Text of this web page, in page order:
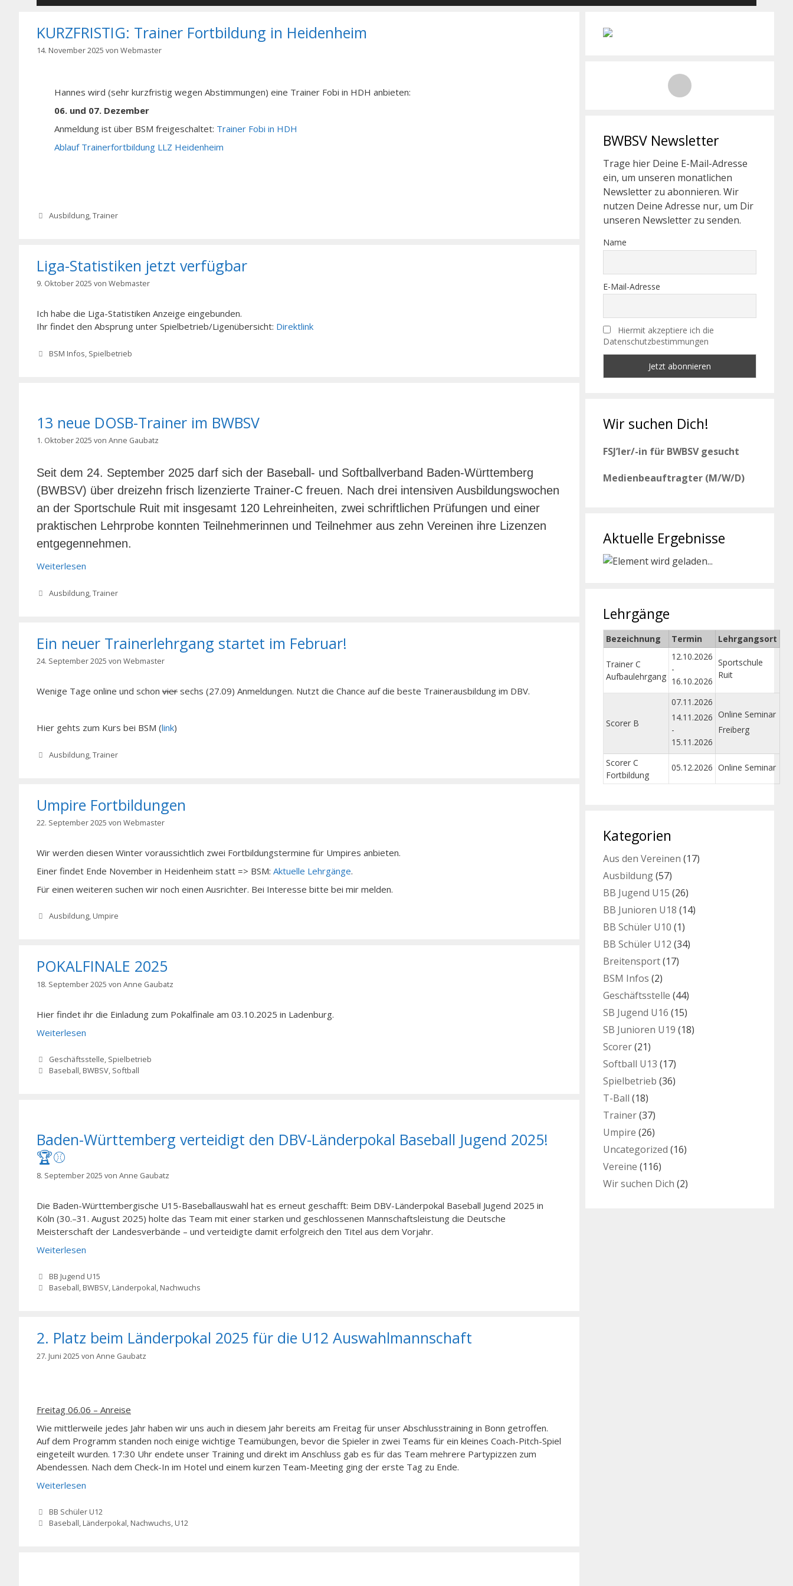
KURZFRISTIG: Trainer Fortbildung in Heidenheim
14. November 2025 von Webmaster
Hannes wird (sehr kurzfristig wegen Abstimmungen) eine Trainer Fobi in HDH anbieten:
06. und 07. Dezember
Anmeldung ist über BSM freigeschaltet: Trainer Fobi in HDH
Ablauf Trainerfortbildung LLZ Heidenheim
Kategorien
Ausbildung,Trainer
Liga-Statistiken jetzt verfügbar
9. Oktober 2025 von Webmaster
Ich habe die Liga-Statistiken Anzeige eingebunden.
Ihr findet den Absprung unter Spielbetrieb/Ligenübersicht: Direktlink
Kategorien
BSM Infos, Spielbetrieb
13 neue DOSB-Trainer im BWBSV
1. Oktober 2025 von Anne Gaubatz
Seit dem 24. September 2025 darf sich der Baseball- und Softballverband Baden-Württemberg
(BWBSV) über dreizehn frisch lizenzierte Trainer-C freuen. Nach drei intensiven Ausbildungswochen
an der Sportschule Ruit mit insgesamt 120 Lehreinheiten, zwei schriftlichen Prüfungen und einer
praktischen Lehrprobe konnten Teilnehmerinnen und Teilnehmer aus zehn Vereinen ihre Lizenzen
entgegennehmen.
Weiterlesen
Kategorien
Ausbildung,Trainer
Ein neuer Trainerlehrgang startet im Februar!
24. September 2025 von Webmaster
Wenige Tage online und schon vier sechs (27.09) Anmeldungen. Nutzt die Chance auf die beste Trainerausbildung im DBV.
Hier gehts zum Kurs bei BSM (link)
Kategorien
Ausbildung, Trainer
Umpire Fortbildungen
22. September 2025 von Webmaster
Wir werden diesen Winter voraussichtlich zwei Fortbildungstermine für Umpires anbieten.
Einer findet Ende November in Heidenheim statt => BSM: Aktuelle Lehrgänge.
Für einen weiteren suchen wir noch einen Ausrichter. Bei Interesse bitte bei mir melden.
Kategorien
Ausbildung, Umpire
POKALFINALE 2025
18. September 2025 von Anne Gaubatz
Hier findet ihr die Einladung zum Pokalfinale am 03.10.2025 in Ladenburg.
Weiterlesen
Kategorien
Geschäftsstelle, Spielbetrieb
Schlagwörter
Baseball, BWBSV, Softball
Baden-Württemberg verteidigt den DBV-Länderpokal Baseball Jugend 2025!
🏆⚾
8. September 2025 von Anne Gaubatz
Die Baden-Württembergische U15-Baseballauswahl hat es erneut geschafft: Beim DBV-Länderpokal Baseball Jugend 2025 in
Köln (30.–31. August 2025) holte das Team mit einer starken und geschlossenen Mannschaftsleistung die Deutsche
Meisterschaft der Landesverbände – und verteidigte damit erfolgreich den Titel aus dem Vorjahr.
Weiterlesen
Kategorien
BB Jugend U15
Schlagwörter
Baseball, BWBSV, Länderpokal, Nachwuchs
2. Platz beim Länderpokal 2025 für die U12 Auswahlmannschaft
27. Juni 2025 von Anne Gaubatz
Freitag 06.06 – Anreise
Wie mittlerweile jedes Jahr haben wir uns auch in diesem Jahr bereits am Freitag für unser Abschlusstraining in Bonn getroffen.
Auf dem Programm standen noch einige wichtige Teamübungen, bevor die Spieler in zwei Teams für ein kleines Coach-Pitch-Spiel
eingeteilt wurden. 17:30 Uhr endete unser Training und direkt im Anschluss gab es für das Team mehrere Partypizzen zum
Abendessen. Nach dem Check-In im Hotel und einem kurzen Team-Meeting ging der erste Tag zu Ende.
Weiterlesen
Kategorien
BB Schüler U12
Schlagwörter
Baseball, Länderpokal, Nachwuchs, U12
BWBSV Newsletter
Trage hier Deine E-Mail-Adresse
ein, um unseren monatlichen
Newsletter zu abonnieren. Wir
nutzen Deine Adresse nur, um Dir
unseren Newsletter zu senden.
Name
E-Mail-Adresse
Hiermit akzeptiere ich die
Datenschutzbestimmungen
Wir suchen Dich!
FSJ’ler/-in für BWBSV gesucht
Medienbeauftragter (M/W/D)
Aktuelle Ergebnisse
Lehrgänge
Bezeichnung Termin Lehrgangsort
Trainer C
Aufbaulehrgang
12.10.2026
-
16.10.2026
Sportschule
Ruit
Scorer B
07.11.2026
14.11.2026
-
15.11.2026
Online Seminar
Freiberg
Scorer C
Fortbildung
05.12.2026 Online Seminar
Kategorien
Aus den Vereinen (17)
Ausbildung(57)
BB Jugend U15 (26)
BB Junioren U18 (14)
BB Schüler U10 (1)
BB Schüler U12 (34)
Breitensport(17)
BSM Infos (2)
Geschäftsstelle (44)
SB Jugend U16 (15)
SB Junioren U19 (18)
Scorer(21)
Softball U13 (17)
Spielbetrieb (36)
T-Ball (18)
Trainer(37)
Umpire (26)
Uncategorized (16)
Vereine (116)
Wir suchen Dich (2)